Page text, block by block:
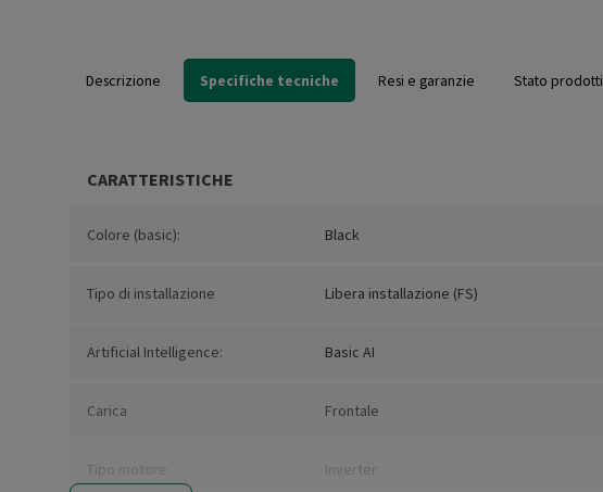
Descrizione Specifiche tecniche Resi e garanzie Stato prodotti
CARATTERISTICHE
Colore (basic): Black
Tipo di installazione Libera installazione (FS)
Artificial Intelligence: Basic AI
Carica Frontale
Tipo motore Inverter